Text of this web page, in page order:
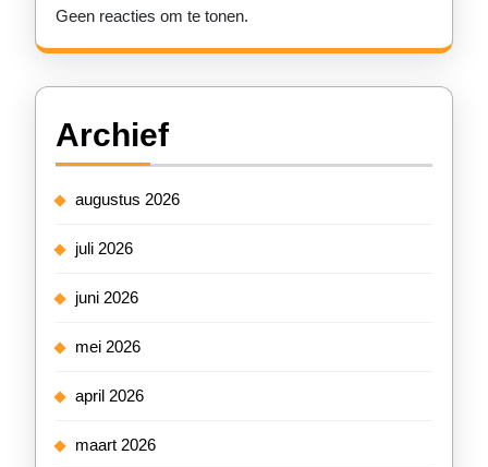
Geen reacties om te tonen.
Archief
augustus 2026
juli 2026
juni 2026
mei 2026
april 2026
maart 2026